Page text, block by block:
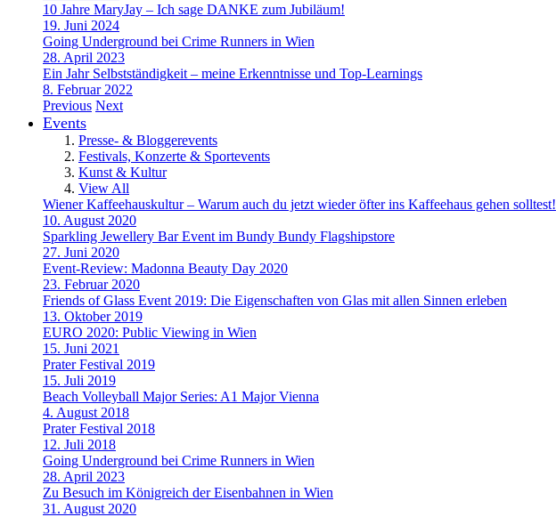
10 Jahre MaryJay – Ich sage DANKE zum Jubiläum!
19. Juni 2024
Going Underground bei Crime Runners in Wien
28. April 2023
Ein Jahr Selbstständigkeit – meine Erkenntnisse und Top-Learnings
8. Februar 2022
Previous Next
Events
Presse- & Bloggerevents
Festivals, Konzerte & Sportevents
Kunst & Kultur
View All
Wiener Kaffeehauskultur – Warum auch du jetzt wieder öfter ins Kaffeehaus gehen solltest!
10. August 2020
Sparkling Jewellery Bar Event im Bundy Bundy Flagshipstore
27. Juni 2020
Event-Review: Madonna Beauty Day 2020
23. Februar 2020
Friends of Glass Event 2019: Die Eigenschaften von Glas mit allen Sinnen erleben
13. Oktober 2019
EURO 2020: Public Viewing in Wien
15. Juni 2021
Prater Festival 2019
15. Juli 2019
Beach Volleyball Major Series: A1 Major Vienna
4. August 2018
Prater Festival 2018
12. Juli 2018
Going Underground bei Crime Runners in Wien
28. April 2023
Zu Besuch im Königreich der Eisenbahnen in Wien
31. August 2020